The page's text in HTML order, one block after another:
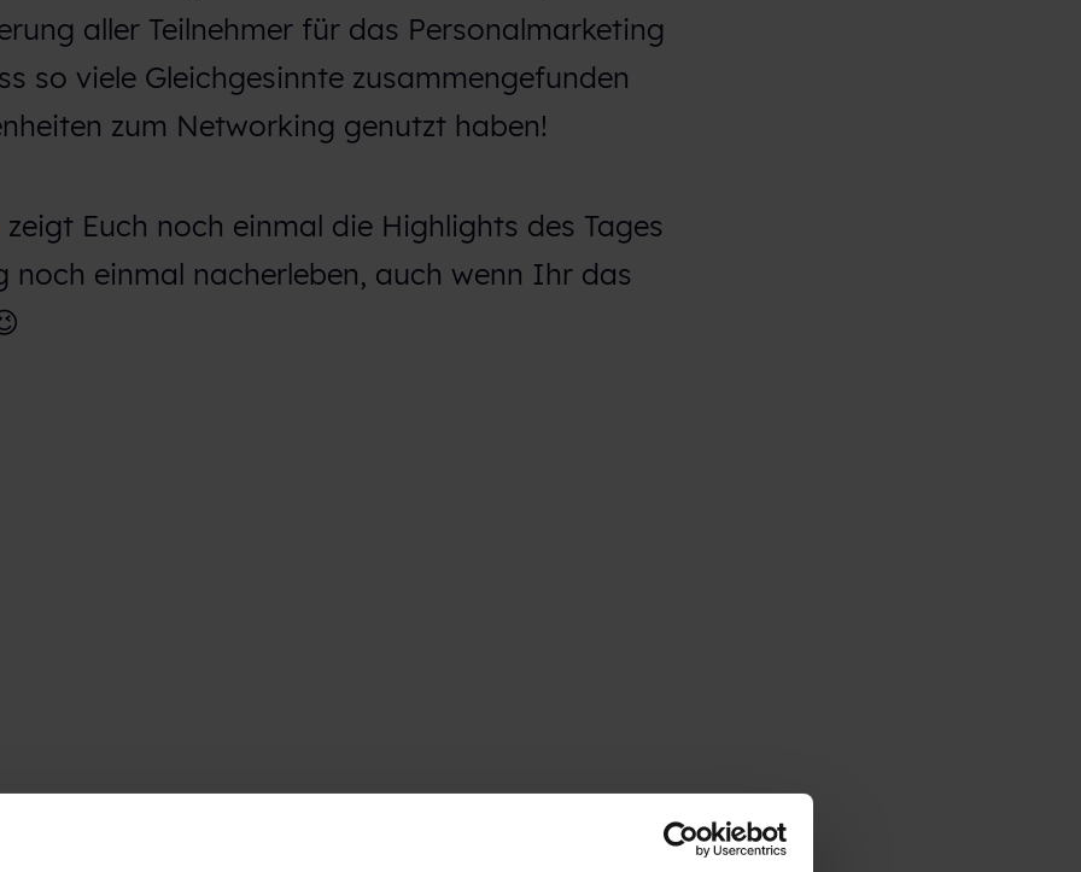
aller Teilnehmer für das Personalmarketing
so viele Gleichgesinnte zusammengefunden
zum Networking genutzt haben!
zeigt Euch noch einmal die Highlights des Tages
noch einmal nacherleben, auch wenn Ihr das
schon fragen, wann es die nächste
und voneinander lernen geben wird,